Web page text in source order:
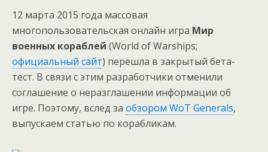
12 марта 2015 года массовая
многопользовательская онлайн игра Мир
военных кораблей (World of Warships;
официальный сайт) перешла в закрытый бета-
тест. В связи с этим разработчики отменили
соглашение о неразглашении информации об
игре. Поэтому, вслед за обзором WoT Generals,
выпускаем статью по корабликам.